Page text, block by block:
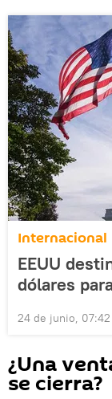
Internacional
EEUU
dólares
24 de junio, 07:42
¿Una
se cierra?